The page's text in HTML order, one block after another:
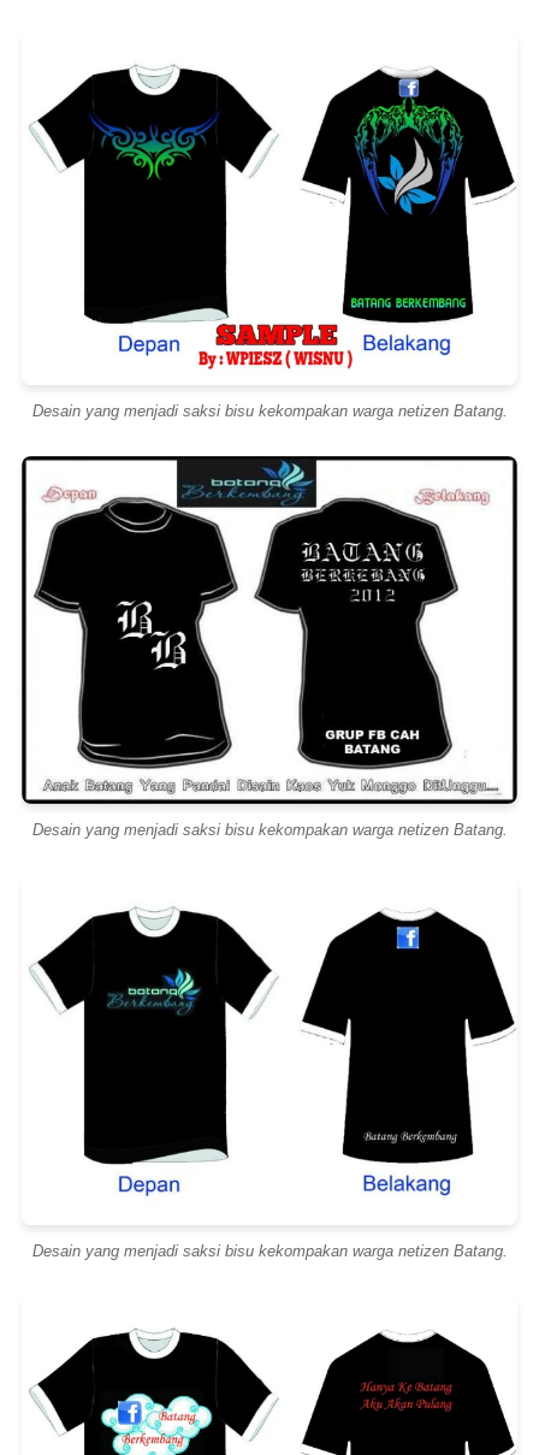
Desain yang menjadi saksi bisu kekompakan warga netizen Batang.
Desain yang menjadi saksi bisu kekompakan warga netizen Batang.
Desain yang menjadi saksi bisu kekompakan warga netizen Batang.